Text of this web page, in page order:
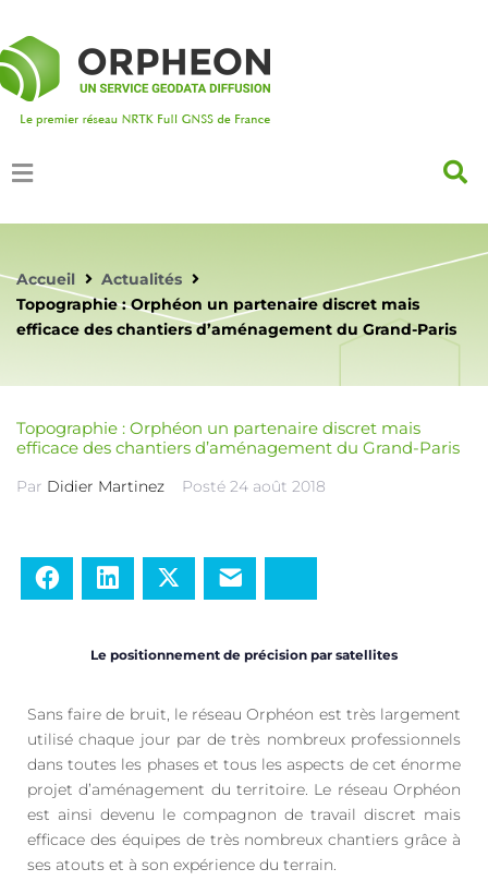
Accueil
Actualités
Topographie : Orphéon un partenaire discret mais
efficace des chantiers d’aménagement du Grand-Paris
Topographie : Orphéon un partenaire discret mais
efficace des chantiers d’aménagement du Grand-Paris
Par Didier Martinez Posté 24 août 2018
FacebookLinkedIn Twitter
Le positionnement de précision par satellites
Sans faire de bruit, le réseau Orphéon est très largement
utilisé chaque jour par de très nombreux professionnels
dans toutes les phases et tous les aspects de cet énorme
projet d’aménagement du territoire. Le réseau Orphéon
est ainsi devenu le compagnon de travail discret mais
efficace des équipes de très nombreux chantiers grâce à
ses atouts et à son expérience du terrain.